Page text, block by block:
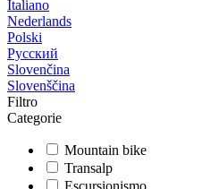
Italiano
Nederlands
Polski
Русский
Slovenčina
Slovenščina
Filtro
Categorie
Mountain bike
Transalp
Escursionismo